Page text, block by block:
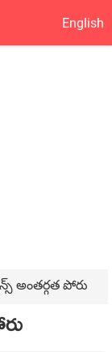
English
అంతర్గత పోరు